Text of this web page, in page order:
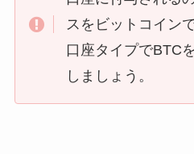
スをビットコイン
口座タイプでBTC
しましょう。